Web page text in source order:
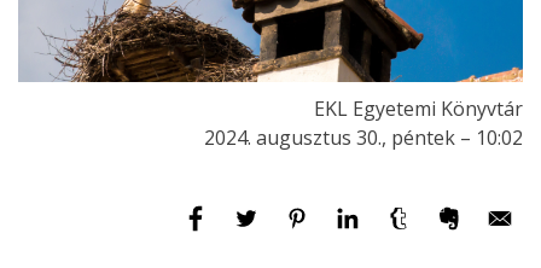
EKL Egyetemi Könyvtár
2024. augusztus 30., péntek – 10:02